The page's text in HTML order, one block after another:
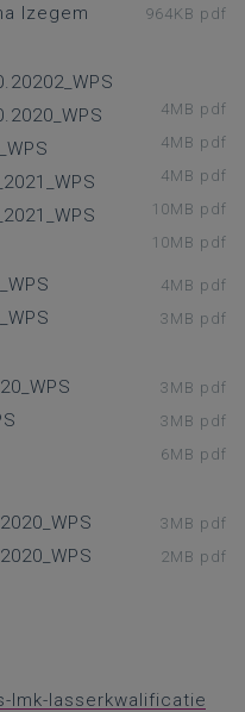
Izegem 964KB pdf
4MB pdf
4MB pdf
4MB pdf
10MB pdf
10MB pdf
4MB pdf
3MB pdf
3MB pdf
3MB pdf
6MB pdf
3MB pdf
2MB pdf
lasserkwalificatie